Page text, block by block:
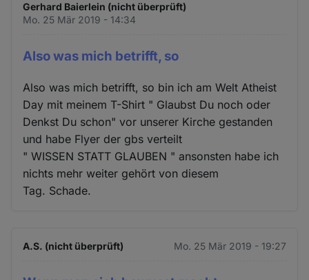
Gerhard Baierlein (nicht überprüft)
Mo. 25 Mär 2019 - 14:34
Also was mich betrifft, so
Also was mich betrifft, so bin ich am Welt Atheist
Day mit meinem T-Shirt " Glaubst Du noch oder
Denkst Du schon" vor unserer Kirche gestanden
und habe Flyer der gbs verteilt
" WISSEN STATT GLAUBEN " ansonsten habe ich
nichts mehr weiter gehört von diesem
Tag. Schade.
A.S. (nicht überprüft) Mo. 25 Mär 2019 - 19:27